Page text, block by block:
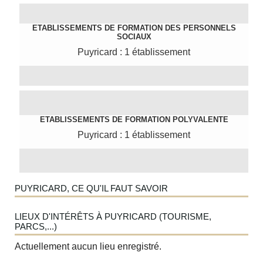
ETABLISSEMENTS DE FORMATION DES PERSONNELS
SOCIAUX
Puyricard : 1 établissement
ETABLISSEMENTS DE FORMATION POLYVALENTE
Puyricard : 1 établissement
PUYRICARD, CE QU'IL FAUT SAVOIR
LIEUX D'INTÉRÊTS À PUYRICARD (TOURISME,
PARCS,...)
Actuellement aucun lieu enregistré.